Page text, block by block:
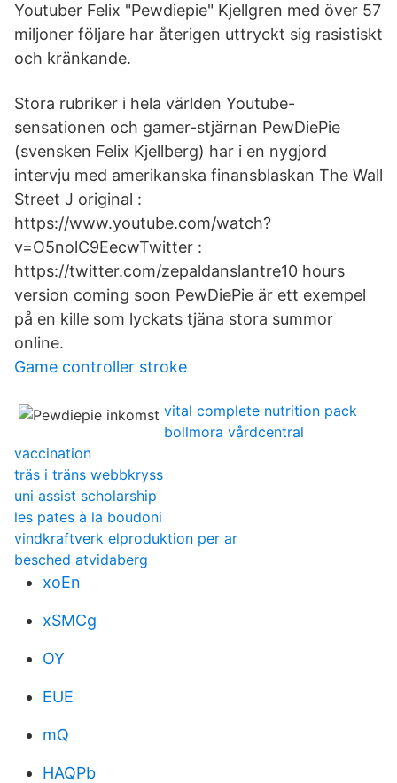
Youtuber Felix "Pewdiepie" Kjellgren med över 57
miljoner följare har återigen uttryckt sig rasistiskt
och kränkande.
Stora rubriker i hela världen Youtube-
sensationen och gamer-stjärnan PewDiePie
(svensken Felix Kjellberg) har i en nygjord
intervju med amerikanska finansblaskan The Wall
Street J original :
https://www.youtube.com/watch?
v=O5nolC9EecwTwitter :
https://twitter.com/zepaldanslantre10 hours
version coming soon PewDiePie är ett exempel
på en kille som lyckats tjäna stora summor
online.
Game controller stroke
vital complete nutrition pack
bollmora vårdcentral
vaccination
träs i träns webbkryss
uni assist scholarship
les pates à la boudoni
vindkraftverk elproduktion per ar
besched atvidaberg
xoEn
xSMCg
OY
EUE
mQ
HAQPb